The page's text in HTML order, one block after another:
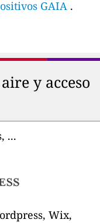
GAIA .
y acceso
...
Wix,